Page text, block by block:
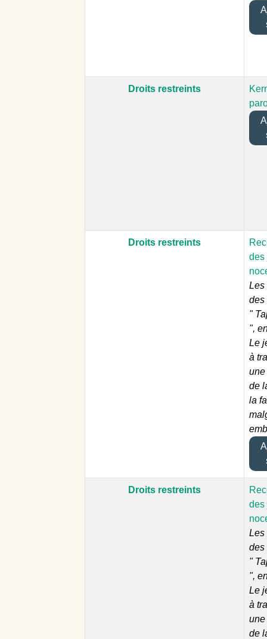
Droits restreints
Droits restreints
des
Les
des
"
",
Le
à
une
de
la
Droits restreints
des
Les
des
"
",
Le
à
une
de